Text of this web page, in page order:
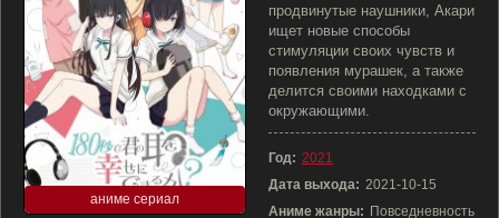
аниме сериал
продвинутые наушники, Акари
ищет новые способы
стимуляции своих чувств и
появления мурашек, а также
делится своими находками с
окружающими.
Год: 2021
Дата выхода: 2021-10-15
Аниме жанры: Повседневность